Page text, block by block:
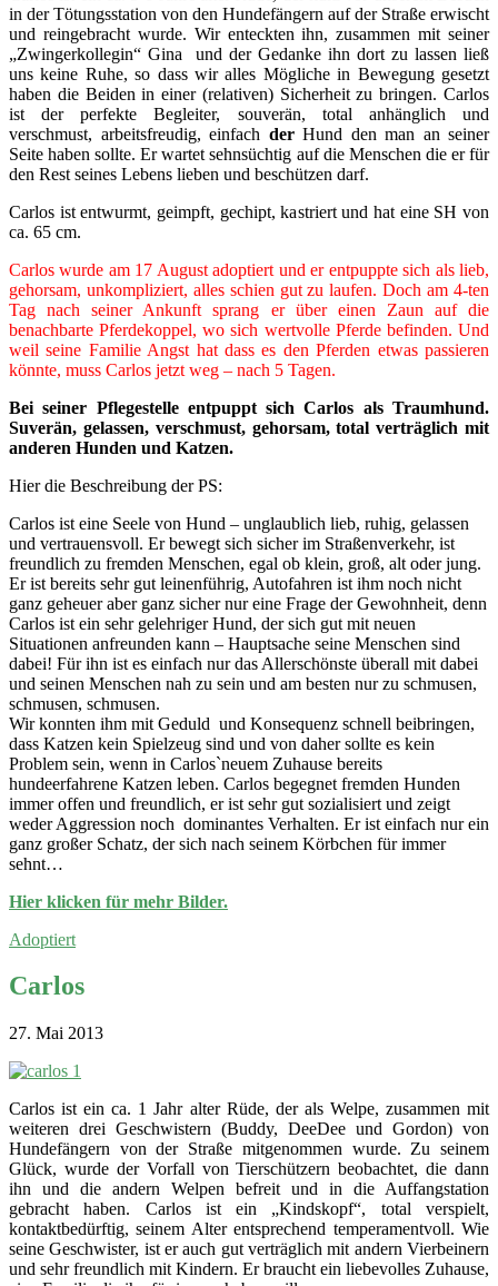
in der Tötungsstation von den Hundefängern auf der Straße erwischt
und reingebracht wurde. Wir enteckten ihn, zusammen mit seiner
„Zwingerkollegin“ Gina und der Gedanke ihn dort zu lassen ließ
uns keine Ruhe, so dass wir alles Mögliche in Bewegung gesetzt
haben die Beiden in einer (relativen) Sicherheit zu bringen. Carlos
ist der perfekte Begleiter, souverän, total anhänglich und
verschmust, arbeitsfreudig, einfach derHund den man an seiner
Seite haben sollte. Er wartet sehnsüchtig auf die Menschen die er für
den Rest seines Lebens lieben und beschützen darf.
Carlos ist entwurmt, geimpft, gechipt, kastriert und hat eine SH von
ca. 65 cm.
Carlos wurde am 17 August adoptiert und er entpuppte sich als lieb,
gehorsam, unkompliziert, alles schien gut zu laufen. Doch am 4-ten
Tag nach seiner Ankunft sprang er über einen Zaun auf die
benachbarte Pferdekoppel, wo sich wertvolle Pferde befinden. Und
weil seine Familie Angst hat dass es den Pferden etwas passieren
könnte, muss Carlos jetzt weg – nach 5 Tagen.
Bei seiner Pflegestelle entpuppt sich Carlos als Traumhund.
Suverän, gelassen, verschmust, gehorsam, total verträglich mit
anderen Hunden und Katzen.
Hier die Beschreibung der PS:
Carlos ist eine Seele von Hund – unglaublich lieb, ruhig, gelassen
und vertrauensvoll. Er bewegt sich sicher im Straßenverkehr, ist
freundlich zu fremden Menschen, egal ob klein, groß, alt oder jung.
Er ist bereits sehr gut leinenführig, Autofahren ist ihm noch nicht
ganz geheuer aber ganz sicher nur eine Frage der Gewohnheit, denn
Carlos ist ein sehr gelehriger Hund, der sich gut mit neuen
Situationen anfreunden kann – Hauptsache seine Menschen sind
dabei! Für ihn ist es einfach nur das Allerschönste überall mit dabei
und seinen Menschen nah zu sein und am besten nur zu schmusen,
schmusen, schmusen.
Wir konnten ihm mit Geduld und Konsequenz schnell beibringen,
dass Katzen kein Spielzeug sind und von daher sollte es kein
Problem sein, wenn in Carlos`neuem Zuhause bereits
hundeerfahrene Katzen leben. Carlos begegnet fremden Hunden
immer offen und freundlich, er ist sehr gut sozialisiert und zeigt
weder Aggression noch dominantes Verhalten. Er ist einfach nur ein
ganz großer Schatz, der sich nach seinem Körbchen für immer
sehnt…
Hier klicken für mehr Bilder.
Adoptiert
Carlos
27. Mai 2013
Carlos ist ein ca. 1 Jahr alter Rüde, der als Welpe, zusammen mit
weiteren drei Geschwistern (Buddy, DeeDee und Gordon) von
Hundefängern von der Straße mitgenommen wurde. Zu seinem
Glück, wurde der Vorfall von Tierschützern beobachtet, die dann
ihn und die andern Welpen befreit und in die Auffangstation
gebracht haben. Carlos ist ein „Kindskopf“, total verspielt,
kontaktbedürftig, seinem Alter entsprechend temperamentvoll. Wie
seine Geschwister, ist er auch gut verträglich mit andern Vierbeinern
und sehr freundlich mit Kindern. Er braucht ein liebevolles Zuhause,